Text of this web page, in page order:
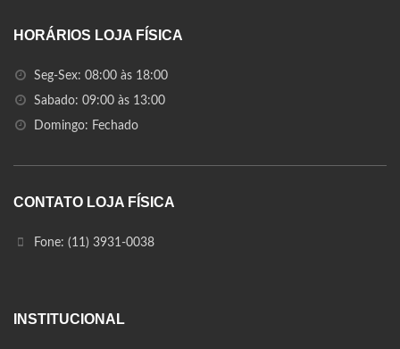
HORÁRIOS LOJA FÍSICA
Seg-Sex: 08:00 às 18:00
Sabado: 09:00 às 13:00
Domingo: Fechado
CONTATO LOJA FÍSICA
Fone: (11) 3931-0038
INSTITUCIONAL